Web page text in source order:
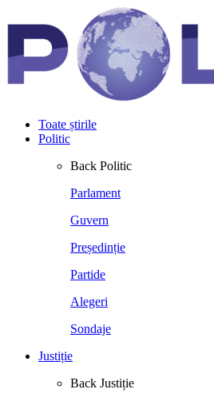
Toate știrile
Politic
Back Politic
Parlament
Guvern
Președinție
Partide
Alegeri
Sondaje
Justiție
Back Justiție